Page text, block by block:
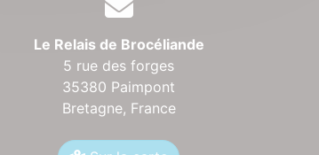
Le Relais de Brocéliande
5 rue des forges
35380 Paimpont
Bretagne, France